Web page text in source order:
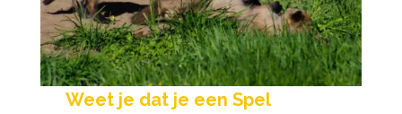
Weet je dat je een Spel